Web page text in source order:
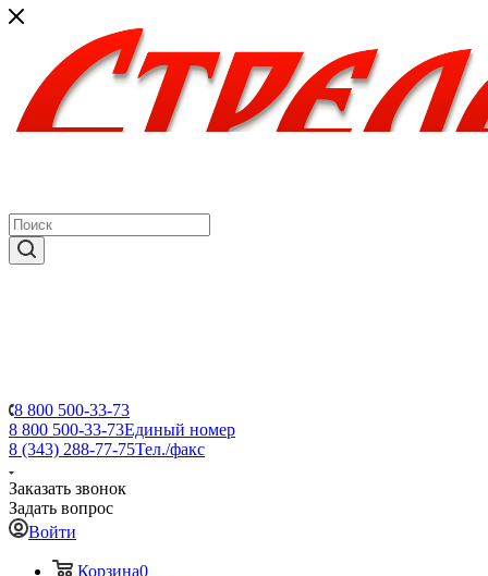
8 800 500-33-73
8 800 500-33-73Единый номер
8 (343) 288-77-75Тел./факс
Заказать звонок
Задать вопрос
Войти
Корзина0